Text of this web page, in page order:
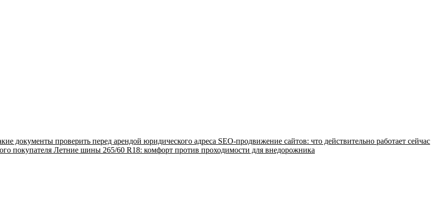
документы проверить перед арендой юридического адреса SEO-продвижение сайтов: что действительно работает сейчас
покупателя Летние шины 265/60 R18: комфорт против проходимости для внедорожника